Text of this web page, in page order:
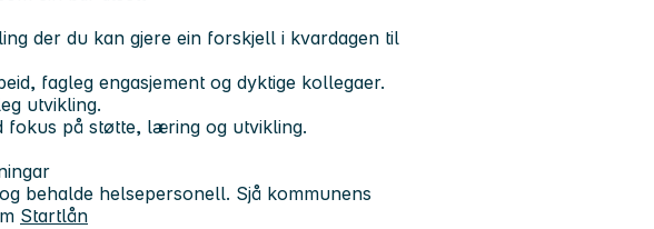
der du kan gjere ein forskjell i kvardagen til
fagleg engasjement og dyktige kollegaer.
utvikling.
fokus på støtte, læring og utvikling.
behalde helsepersonell. Sjå kommunens
Startlån